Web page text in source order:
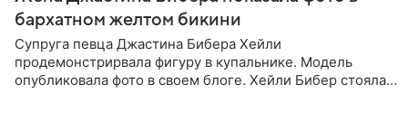
бархатном желтом бикини
Супруга певца Джастина Бибера Хейли
продемонстрирвала фигуру в купальнике. Модель
опубликовала фото в своем блоге. Хейли Бибер стояла